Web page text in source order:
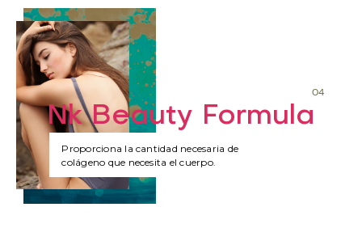
Nk Beauty Formula
04
Proporciona la cantidad necesaria de
colágeno que necesita el cuerpo.